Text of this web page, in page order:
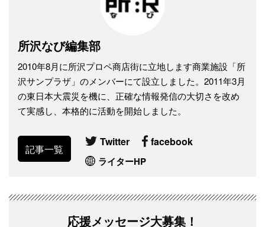
所沢なび編集部
2010年8月に所沢プロペ商店街に立地します商業施設「所
沢サンプラザ」のメンバーにて設立しました。2011年3月
の東日本大震災を機に、正確な情報発信の大切さを改め
て実感し、本格的に活動を開始しました。
記事一覧
Twitter facebook
ライターHP
応援メッセージ大募集！